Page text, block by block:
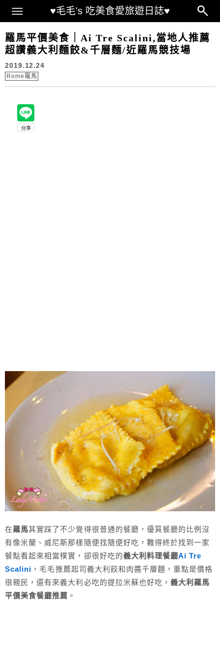
♥毛毛's 吃美食愛旅遊日誌♥
Main Menu
羅馬平價美食｜Ai Tre Scalini,當地人推薦
超讚義大利麵餃&千層麵/近羅馬競技場
2019.12.24
Rome羅馬
在羅馬其實踩了不少覺得很普通的餐廳，優質餐廳的比例沒
有像米蘭、威尼斯那樣隨便找隨便好吃，難得終於找到一家
餐點看起來相當樸實，卻很好吃的義大利料理餐廳Ai Tre
Scalini ，毛毛推薦起司義大利餃和肉醬千層麵，重點是價格
很親民，還有來義大利必吃的提拉米蘇也好吃，義大利羅馬
平價美食餐廳推薦 。